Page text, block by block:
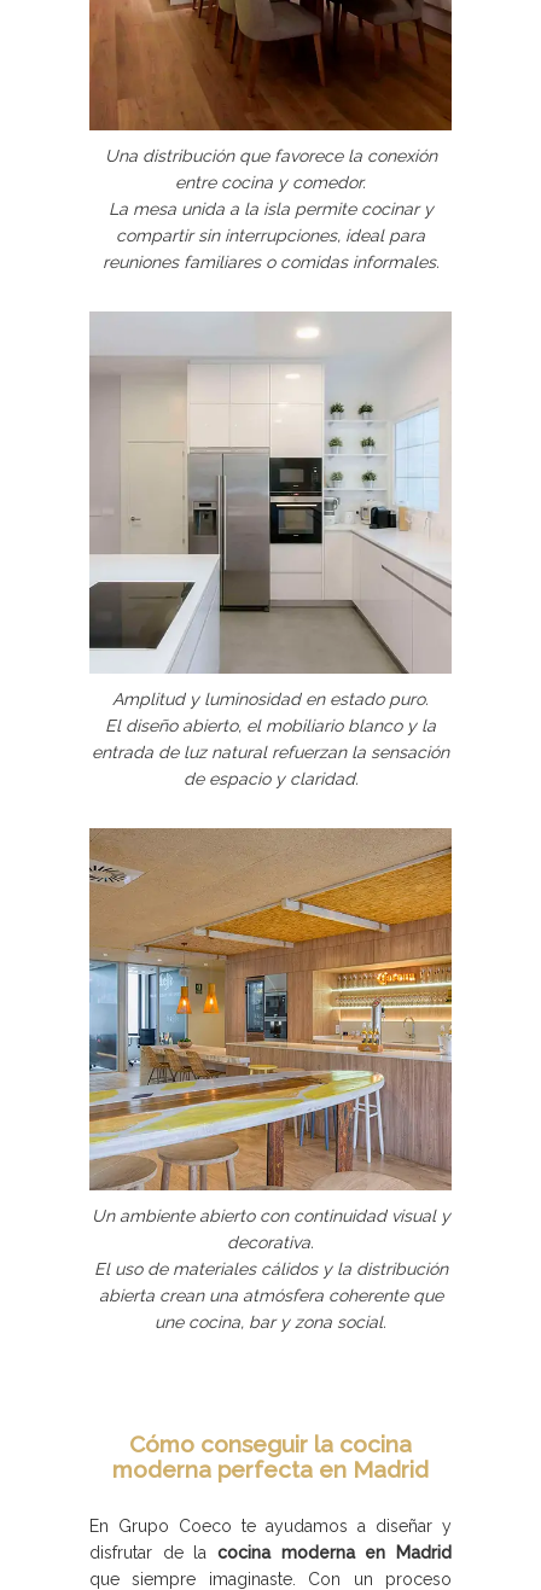
Una distribución que favorece la conexión
entre cocina y comedor.
La mesa unida a la isla permite cocinar y
compartir sin interrupciones, ideal para
reuniones familiares o comidas informales.
Amplitud y luminosidad en estado puro.
El diseño abierto, el mobiliario blanco y la
entrada de luz natural refuerzan la sensación
de espacio y claridad.
Un ambiente abierto con continuidad visual y
decorativa.
El uso de materiales cálidos y la distribución
abierta crean una atmósfera coherente que
une cocina, bar y zona social.
Cómo conseguir la cocina
moderna perfecta en Madrid
En Grupo Coeco te ayudamos a diseñar y
disfrutar de la cocina moderna en Madrid
que siempre imaginaste. Con un proceso